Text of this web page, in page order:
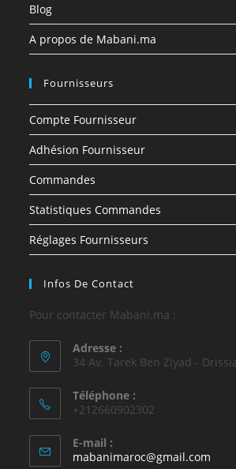
Blog
A propos de Mabani.ma
Fournisseurs
Compte Fournisseur
Adhésion Fournisseur
Commandes
Statistiques Commandes
Réglages Fournisseurs
Infos De Contact
Pour contacter Mabani.ma :
Adresse :
34 Av. Tarek Ben Ziyad -
Téléphone :
+212660902302
E-mail :
mabanimaroc@gmail.com